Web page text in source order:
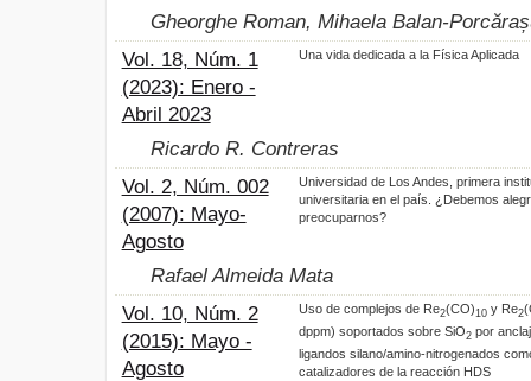
Gheorghe Roman, Mihaela Balan-
Vol. 18, Núm. 1
(2023): Enero -
Abril 2023
Una vida dedicada a la Física Aplicada
Ricardo R. Contreras
Vol. 2, Núm. 002
(2007): Mayo-
Agosto
Universidad de Los Andes, primera
universitaria en el país. ¿Debemos
preocuparnos?
Rafael Almeida Mata
Vol. 10, Núm. 2
(2015): Mayo -
Agosto
Uso de complejos de Re2(CO)10y Re2
dppm) soportados sobre SiO2por
ligandos silano/amino-nitrogenados
catalizadores de la reacción HDS